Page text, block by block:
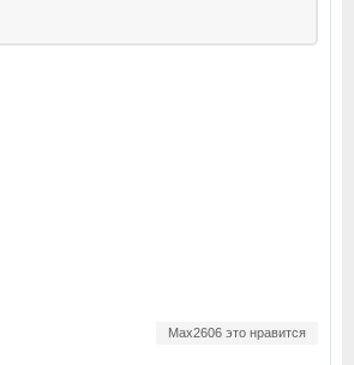
Max2606 это нравится